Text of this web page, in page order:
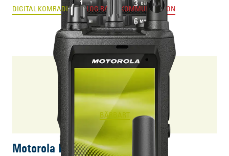
DIGITAL KOMRADIO ANALOG RADIOKOMMUNIKATION
ION
BÄRBART
Motorola ION